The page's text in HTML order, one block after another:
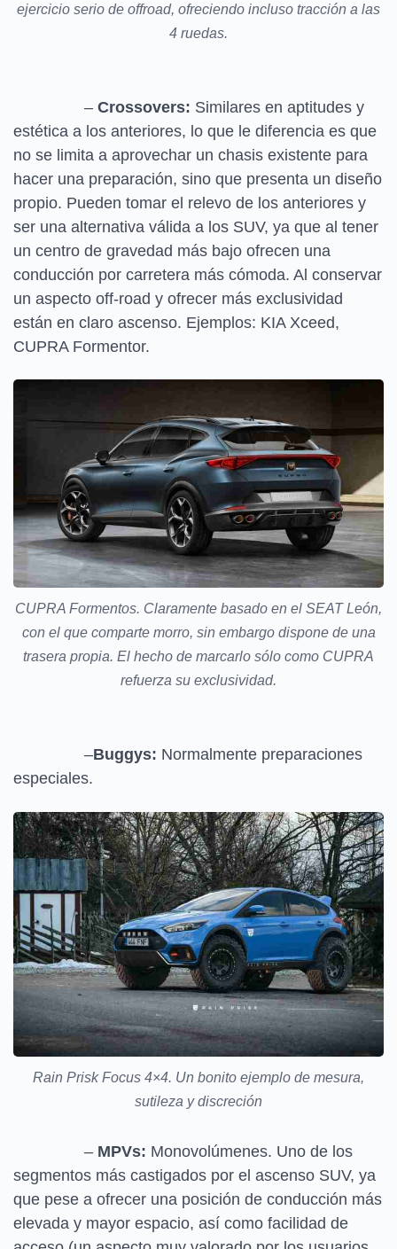
ejercicio serio de offroad, ofreciendo incluso tracción a las
4 ruedas.
– Crossovers: Similares en aptitudes y
estética a los anteriores, lo que le diferencia es que
no se limita a aprovechar un chasis existente para
hacer una preparación, sino que presenta un diseño
propio. Pueden tomar el relevo de los anteriores y
ser una alternativa válida a los SUV, ya que al tener
un centro de gravedad más bajo ofrecen una
conducción por carretera más cómoda. Al conservar
un aspecto off-road y ofrecer más exclusividad
están en claro ascenso. Ejemplos: KIA Xceed,
CUPRA Formentor.
CUPRA Formentos. Claramente basado en el SEAT León,
con el que comparte morro, sin embargo dispone de una
trasera propia. El hecho de marcarlo sólo como CUPRA
refuerza su exclusividad.
–Buggys: Normalmente preparaciones
especiales.
Rain Prisk Focus 4×4. Un bonito ejemplo de mesura,
sutileza y discreción
– MPVs: Monovolúmenes. Uno de los
segmentos más castigados por el ascenso SUV, ya
que pese a ofrecer una posición de conducción más
elevada y mayor espacio, así como facilidad de